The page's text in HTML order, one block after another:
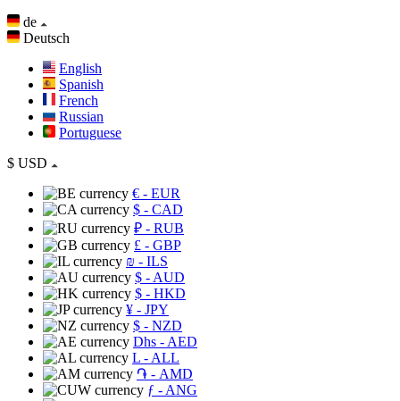
de
Deutsch
English
Spanish
French
Russian
Portuguese
$ USD
€ - EUR
$ - CAD
₽ - RUB
£ - GBP
₪ - ILS
$ - AUD
$ - HKD
¥ - JPY
$ - NZD
Dhs - AED
L - ALL
֏ - AMD
ƒ - ANG